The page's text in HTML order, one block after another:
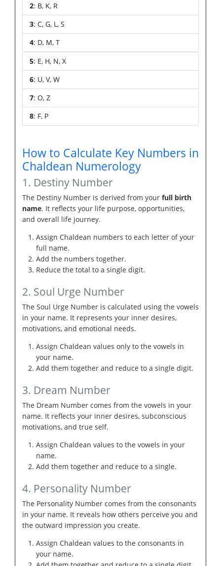
2: B, K, R
3: C, G, L, S
4: D, M, T
5: E, H, N, X
6: U, V, W
7: O, Z
8: F, P
How to Calculate Key Numbers in
Chaldean Numerology
1. Destiny Number
The Destiny Number is derived from your full birth
name. It reflects your life purpose, opportunities,
and overall life journey.
Assign Chaldean numbers to each letter of your
full name.
Add the numbers together.
Reduce the total to a single digit.
2. Soul Urge Number
The Soul Urge Number is calculated using the vowels
in your name. It represents your inner desires,
motivations, and emotional needs.
Assign Chaldean values only to the vowels in
your name.
Add them together and reduce to a single digit.
3. Dream Number
The Dream Number comes from the vowels in your
name. It reflects your inner desires, subconscious
motivations, and true self.
Assign Chaldean values to the vowels in your
name.
Add them together and reduce to a single.
4. Personality Number
The Personality Number comes from the consonants
in your name. It reveals how others perceive you and
the outward impression you create.
Assign Chaldean values to the consonants in
your name.